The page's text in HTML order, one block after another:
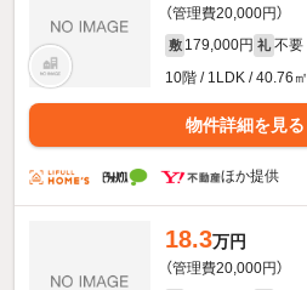
（管理費20,000円）
敷 179,000円 礼 不要
10階 / 1LDK / 40.76㎡
物件詳細を見る
ほか提供
18.3万円
（管理費20,000円）